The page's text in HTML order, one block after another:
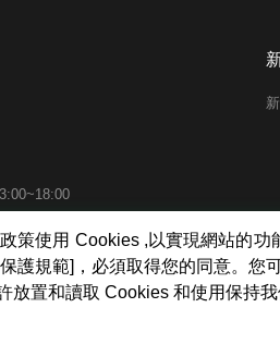
策使用 Cookies ,以實現網站的
護規範]，必須取得您的同意。您
放置和讀取 Cookies 和使用保持